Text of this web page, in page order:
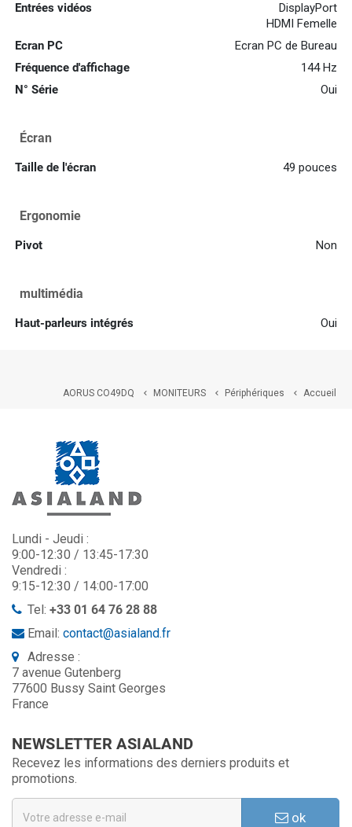
Entrées vidéos
DisplayPort
HDMI Femelle
Ecran PC
Ecran PC de Bureau
Fréquence d'affichage
144 Hz
N° Série
Oui
Écran
Taille de l'écran 49 pouces
Ergonomie
Pivot Non
multimédia
Haut-parleurs intégrés Oui
Accueil

Périphériques

MONITEURS

AORUS CO49DQ
Lundi - Jeudi :
9:00-12:30 / 13:45-17:30
Vendredi :
9:15-12:30 / 14:00-17:00
Tel: +33 01 64 76 28 88
Email: contact@asialand.fr
Adresse :
7 avenue Gutenberg
77600 Bussy Saint Georges
France
NEWSLETTER ASIALAND
Recevez les informations des derniers produits et
promotions.
ok